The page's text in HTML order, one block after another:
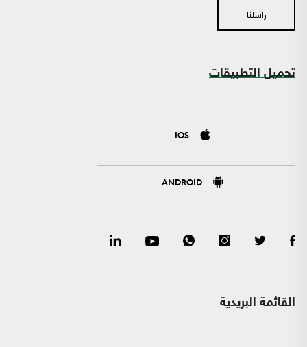
راسلنا
تحميل التطبيقات
IOS
ANDROID
القائمة البريدية